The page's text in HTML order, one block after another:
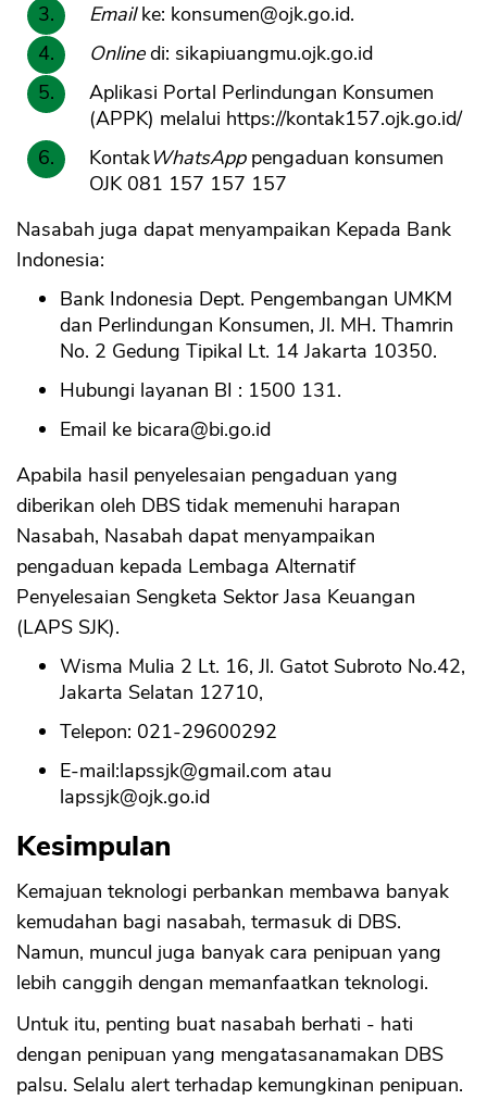
Emailke: konsumen@ojk.go.id.
Onlinedi: sikapiuangmu.ojk.go.id
Aplikasi Portal Perlindungan Konsumen
(APPK) melalui https://kontak157.ojk.go.id/
KontakWhatsApp pengaduan konsumen
OJK 081 157 157 157
Nasabah juga dapat menyampaikan Kepada Bank
Indonesia:
Bank Indonesia Dept. Pengembangan UMKM
dan Perlindungan Konsumen, Jl. MH. Thamrin
No. 2 Gedung Tipikal Lt. 14 Jakarta 10350.
Hubungi layanan BI : 1500 131.
Email ke bicara@bi.go.id
Apabila hasil penyelesaian pengaduan yang
diberikan oleh DBS tidak memenuhi harapan
Nasabah, Nasabah dapat menyampaikan
pengaduan kepada Lembaga Alternatif
Penyelesaian Sengketa Sektor Jasa Keuangan
(LAPS SJK).
Wisma Mulia 2 Lt. 16, Jl. Gatot Subroto No.42,
Jakarta Selatan 12710,
Telepon: 021-29600292
E-mail:lapssjk@gmail.com atau
lapssjk@ojk.go.id
Kesimpulan
Kemajuan teknologi perbankan membawa banyak
kemudahan bagi nasabah, termasuk di DBS.
Namun, muncul juga banyak cara penipuan yang
lebih canggih dengan memanfaatkan teknologi.
Untuk itu, penting buat nasabah berhati - hati
dengan penipuan yang mengatasanamakan DBS
palsu. Selalu alert terhadap kemungkinan penipuan.